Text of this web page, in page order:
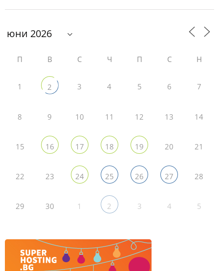
П В С Ч П С Н
1 2 3 4 5 6 7
8 9 10 11 12 13 14
15 16 17 18 19 20 21
22 23 24 25 26 27 28
29 30 1 2 3 4 5